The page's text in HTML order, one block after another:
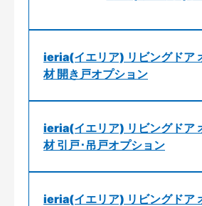
ieria(イエリア) リビングドア
材 開き戸オプション
ieria(イエリア) リビングドア
材 引戸･吊戸オプション
ieria(イエリア) リビングドア